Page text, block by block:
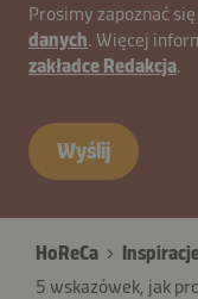
Prosimy zapoznać się
danych. Więcej
zakładce Redakcja.
Wyślij
HoReCa
5 wskazówek, jak